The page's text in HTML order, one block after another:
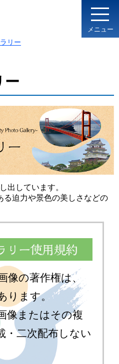
メニュー
リー
ー
出しています。
る迫力や景色の美しさなどの
像の著作権は、
ります。
像またはその複
・二次配布しない